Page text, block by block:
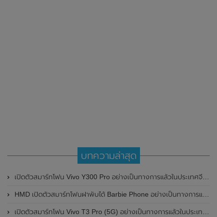
บทความล่าสุด
เปิดตัวสมาร์ทโฟน Vivo Y300 Pro อย่างเป็นทางการแล้วในประเทศจีน มาพร้อมดีไซน์พรีเมี่ยม ทนทาน และแบตเตอรี่สุดอึดขนาดใหญ่ 6,500mAh พร้อมรองรับการชาร์จไว 80W
HMD เปิดตัวสมาร์ทโฟนฝาพับได้ Barbie Phone อย่างเป็นทางการแล้ว มาพร้อมธีมสีชมพูสดใส
เปิดตัวสมาร์ทโฟน Vivo T3 Pro (5G) อย่างเป็นทางการแล้วในประเทศอินเดีย